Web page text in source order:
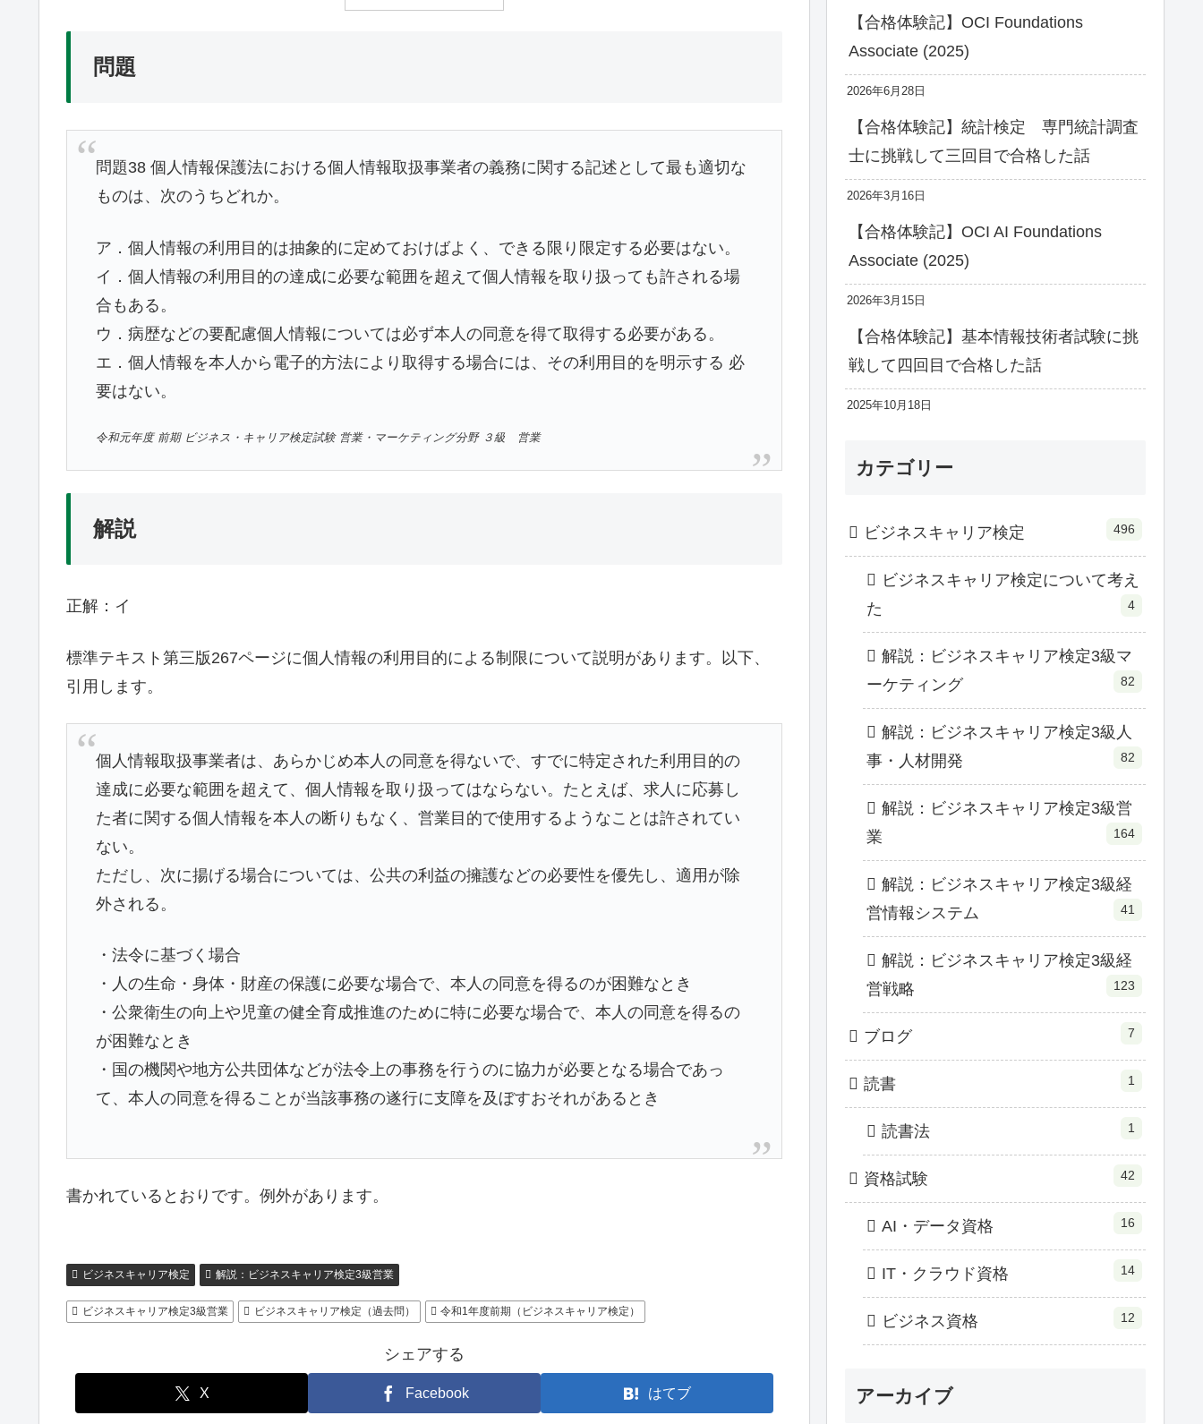
問題
問題38 個人情報保護法における個人情報取扱事業者の義務に関する記述として最も適切な
ものは、次のうちどれか。
ア．個人情報の利用目的は抽象的に定めておけばよく、できる限り限定する必要はない。
イ．個人情報の利用目的の達成に必要な範囲を超えて個人情報を取り扱っても許される場
合もある。
ウ．病歴などの要配慮個人情報については必ず本人の同意を得て取得する必要がある。
エ．個人情報を本人から電子的方法により取得する場合には、その利用目的を明示する 必
要はない。
令和元年度 前期 ビジネス・キャリア検定試験 営業・マーケティング分野 ３級 営業
解説
正解：イ
標準テキスト第三版267ページに個人情報の利用目的による制限について説明があります。以下、
引用します。
個人情報取扱事業者は、あらかじめ本人の同意を得ないで、すでに特定された利用目的の
達成に必要な範囲を超えて、個人情報を取り扱ってはならない。たとえば、求人に応募し
た者に関する個人情報を本人の断りもなく、営業目的で使用するようなことは許されてい
ない。
ただし、次に揚げる場合については、公共の利益の擁護などの必要性を優先し、適用が除
外される。
・法令に基づく場合
・人の生命・身体・財産の保護に必要な場合で、本人の同意を得るのが困難なとき
・公衆衛生の向上や児童の健全育成推進のために特に必要な場合で、本人の同意を得るの
が困難なとき
・国の機関や地方公共団体などが法令上の事務を行うのに協力が必要となる場合であっ
て、本人の同意を得ることが当該事務の遂行に支障を及ぼすおそれがあるとき
書かれているとおりです。例外があります。
ビジネスキャリア検定 解説：ビジネスキャリア検定3級営業
ビジネスキャリア検定3級営業 ビジネスキャリア検定（過去問） 令和1年度前期（ビジネスキャリア検定）
シェアする
X Facebook はてブ
【合格体験記】OCI Foundations
Associate (2025)
2026年6月28日
【合格体験記】統計検定 専門統計調査
士に挑戦して三回目で合格した話
2026年3月16日
【合格体験記】OCI AI Foundations
Associate (2025)
2026年3月15日
【合格体験記】基本情報技術者試験に挑
戦して四回目で合格した話
2025年10月18日
カテゴリー
ビジネスキャリア検定 496
ビジネスキャリア検定について考え
た
4
解説：ビジネスキャリア検定3級マ
ーケティング
82
解説：ビジネスキャリア検定3級人
事・人材開発
82
解説：ビジネスキャリア検定3級営
業
164
解説：ビジネスキャリア検定3級経
営情報システム
41
解説：ビジネスキャリア検定3級経
営戦略
123
ブログ 7
読書 1
読書法 1
資格試験 42
AI・データ資格 16
IT・クラウド資格 14
ビジネス資格 12
アーカイブ